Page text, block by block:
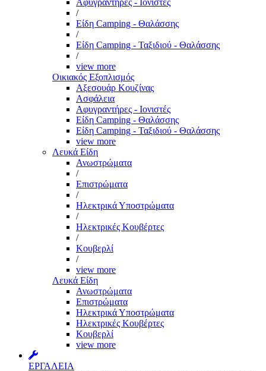
Αφυγραντήρες - Ιονιστές
/
Είδη Camping - Θαλάσσης
/
Είδη Camping - Ταξιδιού - Θαλάσσης
/
view more
Οικιακός Εξοπλισμός
Αξεσουάρ Κουζίνας
Ασφάλεια
Αφυγραντήρες - Ιονιστές
Είδη Camping - Θαλάσσης
Είδη Camping - Ταξιδιού - Θαλάσσης
view more
Λευκά Είδη
Ανωστρώματα
/
Επιστρώματα
/
Ηλεκτρικά Υποστρώματα
/
Ηλεκτρικές Κουβέρτες
/
Κουβερλί
/
view more
Λευκά Είδη
Ανωστρώματα
Επιστρώματα
Ηλεκτρικά Υποστρώματα
Ηλεκτρικές Κουβέρτες
Κουβερλί
view more
ΕΡΓΑΛΕΙΑ